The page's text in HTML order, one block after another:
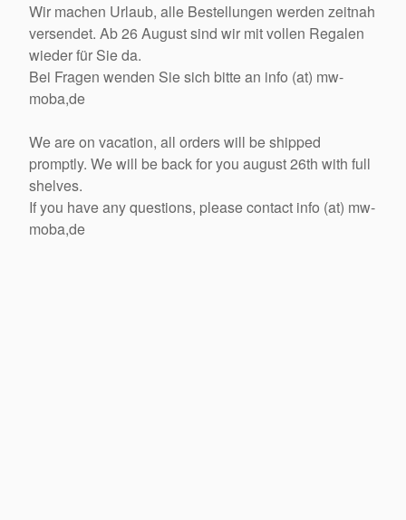
Wir machen Urlaub, alle Bestellungen werden zeitnah
versendet. Ab 26 August sind wir mit vollen Regalen
wieder für Sie da.
Bei Fragen wenden Sie sich bitte an info (at) mw-
moba,de
We are on vacation, all orders will be shipped
promptly. We will be back for you august 26th with full
shelves.
If you have any questions, please contact info (at) mw-
moba,de